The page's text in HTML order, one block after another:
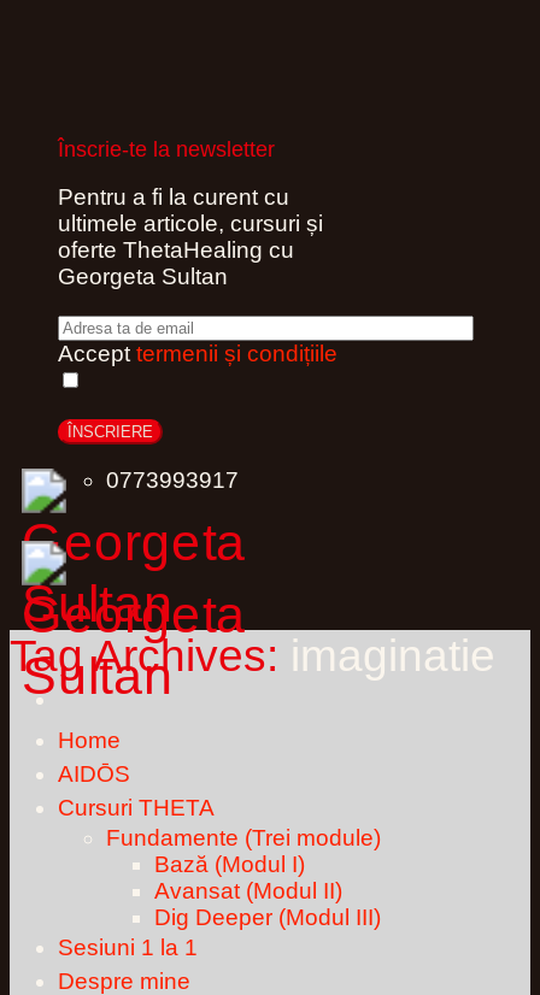
Înscrie-te la newsletter
Pentru a fi la curent cu
ultimele articole, cursuri și
oferte ThetaHealing cu
Georgeta Sultan
Accept termenii și condițiile
0773993917
Home
AIDŌS
Cursuri THETA
Fundamente (Trei module)
Bază (Modul I)
Avansat (Modul II)
Dig Deeper (Modul III)
Sesiuni 1 la 1
Despre mine
Tag Archives: imaginatie